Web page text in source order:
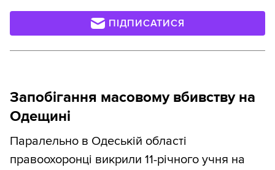
ПІДПИСАТИСЯ
Запобігання масовому вбивству на
Одещині
Паралельно в Одеській області
правоохоронці викрили 11-річного учня на